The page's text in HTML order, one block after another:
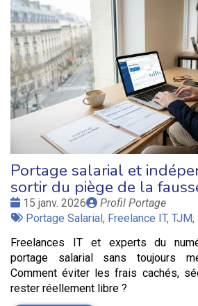
Portage salarial et
sortir du piège de la
Date
:
15 janv. 2026
Publié
par
Profil Portage
Tags
Portage Salarial, Freelance IT, TJM,
Freelances IT et experts du
portage salarial sans toujours
Comment éviter les frais cachés,
rester réellement libre ?